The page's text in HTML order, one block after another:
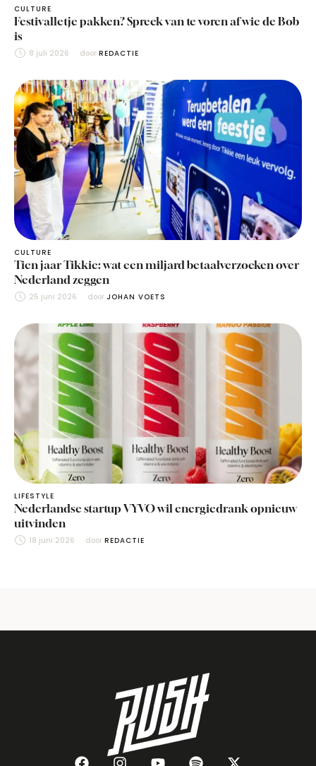
CULTURE
Festivalletje pakken? Spreek van te voren af wie de Bob
is
8 juli 2026 door REDACTIE
CULTURE
Tien jaar Tikkie: wat een miljard betaalverzoeken over
Nederland zeggen
25 juni 2026 door JOHAN VOETS
LIFESTYLE
Nederlandse startup VYVO wil energiedrank opnieuw
uitvinden
18 juni 2026 door REDACTIE